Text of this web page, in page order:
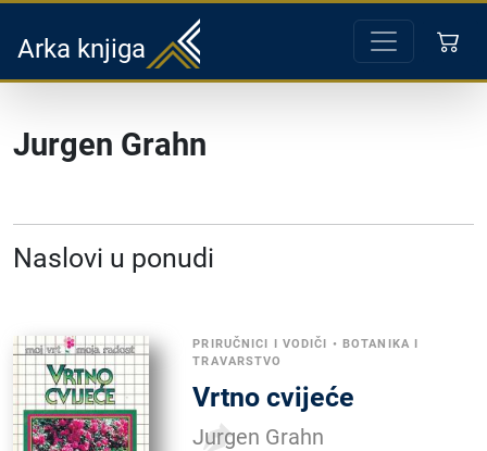
Arka knjiga
Jurgen Grahn
Naslovi u ponudi
PRIRUČNICI I VODIČI • BOTANIKA I
TRAVARSTVO
Vrtno cvijeće
Jurgen Grahn